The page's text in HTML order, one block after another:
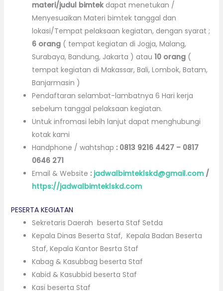
materi/judul bimtek dapat menetukan /
Menyesuaikan Materi bimtek tanggal dan
lokasi/Tempat pelaksaan kegiatan, dengan syarat ;
6 orang( tempat kegiatan di Jogja, Malang,
Surabaya, Bandung, Jakarta ) atau 10 orang(
tempat kegiatan di Makassar, Bali, Lombok, Batam,
Banjarmasin )
Pendaftaran selambat-lambatnya 6 Hari kerja
sebelum tanggal pelaksaan kegiatan.
Untuk infromasi lebih lanjut dapat menghubungi
kotak kami
Handphone / wahtshap : 0813 9216 4427– 0817
0646 271
Email & Website : jadwalbimteklskd@gmail.com/
https://jadwalbimteklskd.com
PESERTA KEGIATAN
Sekretaris Daerah beserta Staf Setda
Kepala Dinas Beserta Staf, Kepala Badan Beserta
Staf, Kepala Kantor Besrta Staf
Kabag & Kasubbag beserta Staf
Kabid & Kasubbid beserta Staf
Kasi beserta Staf